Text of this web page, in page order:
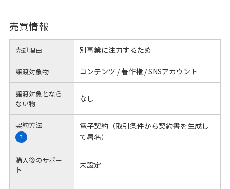
売買情報
売却理由 別事業に注力するため
譲渡対象物 コンテンツ / 著作権 / SNSアカウント
譲渡対象となら
ない物
なし
契約方法
?
電子契約（取引条件から契約書を生成し
て署名）
購入後のサポー
ト
未設定